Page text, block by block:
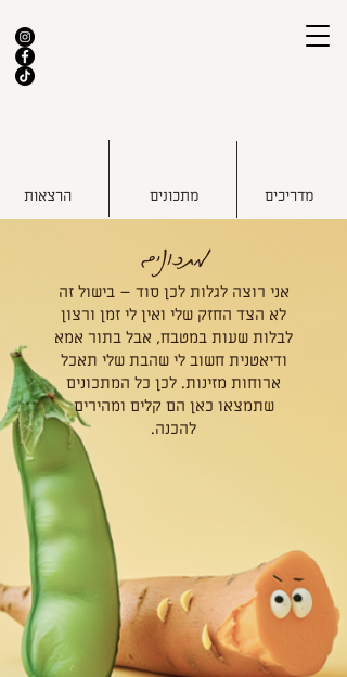
הרצאות מתכונים מדריכים
מתכונים
אני רוצה לגלות לכן סוד – בישול זה
לא הצד החזק שלי ואין לי זמן ורצון
לבלות שעות במטבח, אבל בתור אמא
ודיאטנית חשוב לי שהבת שלי תאכל
ארוחות מזינות. לכן כל המתכונים
שתמצאו כאן הם קלים ומהירים
להכנה.